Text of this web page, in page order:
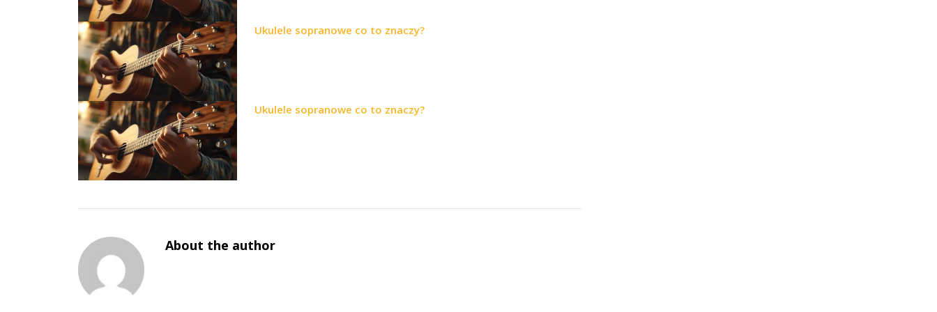
Ukulele sopranowe co to znaczy?
Ukulele sopranowe co to znaczy?
About the author